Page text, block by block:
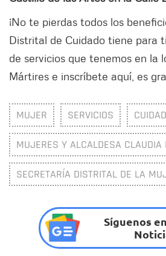
¡No te pierdas todos los
Distrital de Cuidado tiene para
de servicios que tenemos en la
Mártires e inscríbete aquí, es
MUJER SERVICIOS
MUJERES Y ALCALDESA CLAUDIA
SECRETARÍA DISTRITAL DE LA
Síguenos